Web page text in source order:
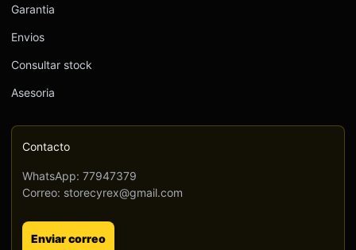
Garantia
Envios
Consultar stock
Asesoria
Contacto
WhatsApp: 77947379
Correo: storecyrex@gmail.com
Enviar correo